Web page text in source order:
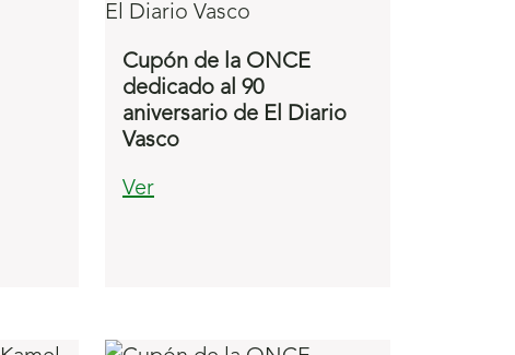
Cupón de la ONCE
dedicado al 90
aniversario de El Diario
Vasco
Ver